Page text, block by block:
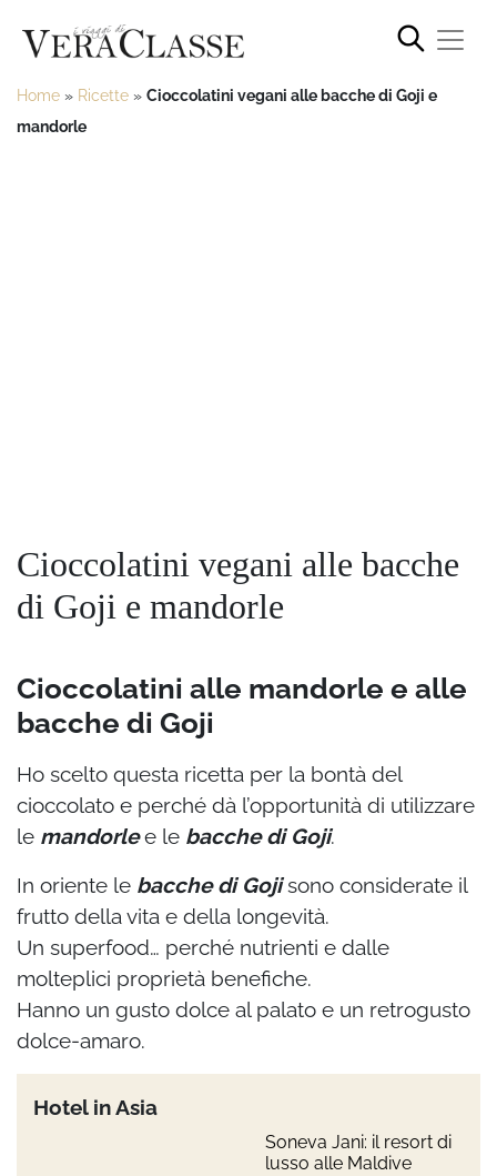
Home » Ricette » Cioccolatini vegani alle bacche di Goji e
mandorle
Cioccolatini vegani alle bacche
di Goji e mandorle
Cioccolatini alle mandorle e alle
bacche di Goji
Ho scelto questa ricetta per la bontà del
cioccolato e perché dà l’opportunità di utilizzare
le mandorlee le bacche di Goji.
In oriente le bacche di Gojisono considerate il
frutto della vita e della longevità.
Un superfood… perché nutrienti e dalle
molteplici proprietà benefiche.
Hanno un gusto dolce al palato e un retrogusto
dolce-amaro.
Hotel in Asia
Soneva Jani: il resort di
lusso alle Maldive